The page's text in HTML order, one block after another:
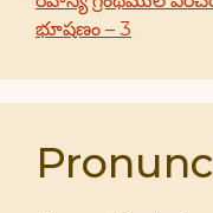
భూషణం – 3